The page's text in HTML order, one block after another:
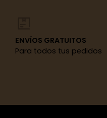
ENVÍOS GRATUITOS
Para todos tus pedidos